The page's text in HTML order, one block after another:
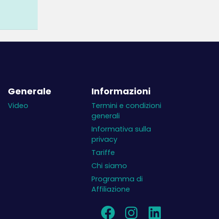
Generale
Video
Informazioni
Termini e condizioni
generali
Informativa sulla
privacy
Tariffe
Chi siamo
Programma di
Affiliazione